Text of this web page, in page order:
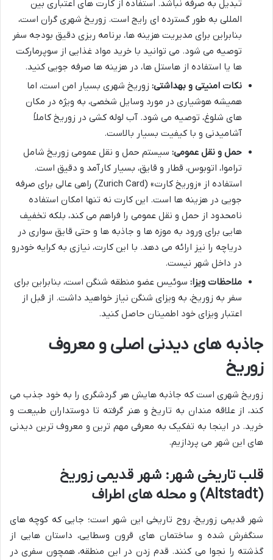
تبدیل به صرفه نباشد. استفاده از کارت های اعتباری بین
المللی به طور گسترده ای رایج است. زوریخ شهری گران است،
بنابراین برای مدیریت هزینه ها، برنامه ریزی دقیق بودجه سفر
توصیه می شود. می توانید با خرید مواد غذایی از سوپرمارکت
ها یا استفاده از هاستل ها، در هزینه ها صرفه جویی کنید.
نکات امنیتی و بهداشتی: زوریخ شهری بسیار امن است، اما
همیشه هوشیاری در مورد وسایل شخصی، به ویژه در مکان
های شلوغ، توصیه می شود. آب لوله کشی در زوریخ کاملاً
آشامیدنی و با کیفیت بسیار بالاست.
حمل و نقل عمومی: سیستم حمل و نقل عمومی زوریخ شامل
تراموا، اتوبوس، قطار و قایق، بسیار کارآمد و دقیق است.
استفاده از «زوریخ کارت» (Zurich Card) راهی عالی برای صرفه
جویی در هزینه ها است. این کارت نه تنها امکان استفاده
نامحدود از حمل و نقل عمومی را فراهم می کند، بلکه تخفیف
هایی برای ورود به موزه ها و جاذبه ها و حتی قایق سواری در
دریاچه را نیز ارائه می دهد. با این کارت، نیازی به کرایه خودرو
در داخل شهر نیست.
ملاحظات ویزا: سوئیس عضو منطقه شنگن است، بنابراین برای
سفر به زوریخ، به ویزای شنگن نیاز خواهید داشت. از قبل از
اعتبار ویزای خود اطمینان حاصل کنید.
جاذبه های دیدنی اصلی و معروف
زوریخ
زوریخ شهری است که جاذبه هایش هر گردشگری را به خود جذب می
کند، از علاقه مندان به تاریخ و هنر گرفته تا دوستداران طبیعت و
خرید. در اینجا به تفکیک به معرفی مهم ترین و معروف ترین دیدنی
های این شهر می پردازیم.
قلب تاریخی شهر: شهر قدیمی زوریخ
(Altstadt) و محله های اطراف
شهر قدیمی زوریخ، روح تاریخی این شهر است؛ جایی که کوچه های
سنگفرش شده و ساختمان های قرون وسطایی، داستان هایی از
گذشته را نجوا می کنند. قدم زدن در این منطقه، همچون سفری در